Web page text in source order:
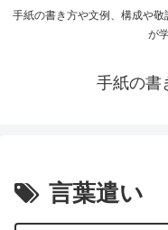
手紙の書き方や文例、構成や
が
手紙の書
言葉遣い